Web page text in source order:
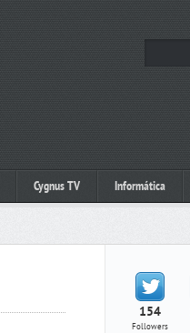
Cygnus TV Informática
154
Followers